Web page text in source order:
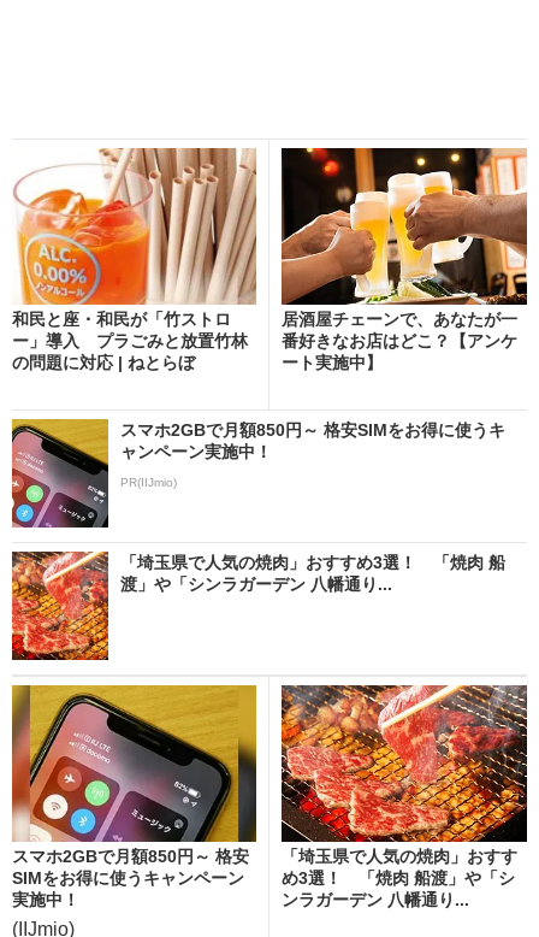
和民と座・和民が「竹ストロ
ー」導入 プラごみと放置竹林
の問題に対応 | ねとらぼ
居酒屋チェーンで、あなたが一
番好きなお店はどこ？【アンケ
ート実施中】
スマホ2GBで月額850円～ 格安SIMをお得に使うキ
ャンペーン実施中！
PR(IIJmio)
「埼玉県で人気の焼肉」おすすめ3選！ 「焼肉 船
渡」や「シンラガーデン 八幡通り...
スマホ2GBで月額850円～ 格安
SIMをお得に使うキャンペーン
実施中！
(IIJmio)
「埼玉県で人気の焼肉」おすす
め3選！ 「焼肉 船渡」や「シ
ンラガーデン 八幡通り...